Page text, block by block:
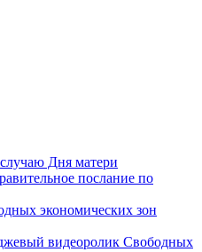
Дня матери
экономических зон